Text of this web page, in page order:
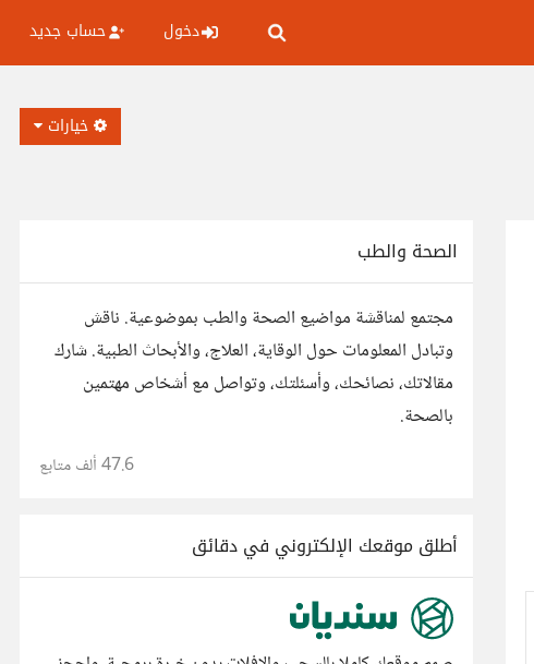
دخول حساب جديد
خيارات
الصحة والطب
مجتمع لمناقشة مواضيع الصحة والطب بموضوعية. ناقش
وتبادل المعلومات حول الوقاية، العلاج، والأبحاث الطبية. شارك
مقالاتك، نصائحك، وأسئلتك، وتواصل مع أشخاص مهتمين
بالصحة.
47.6 ألف متابع
أطلق موقعك الإلكتروني في دقائق